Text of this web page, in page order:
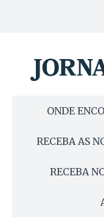
ONDE
RECEBA AS
RECEBA